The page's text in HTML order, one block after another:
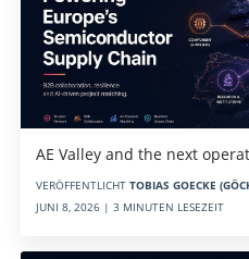
AE Valley and the next
VERÖFFENTLICHT TOBIAS GOECKE
JUNI 8, 2026 | 3 MINUTEN LESEZEIT